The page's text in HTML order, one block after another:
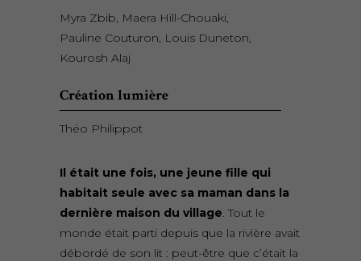
Myra Zbib, Maera Hill-Chouaki,
Pauline Couturon, Louis Duneton,
Kourosh Alaj
Création lumière
Théo Philippot
Il était une fois, une jeune fille qui
habitait seule avec sa maman dans la
dernière maison du village. Tout le
monde était parti depuis que la rivière avait
débordé de son lit : peut-être que c’était la